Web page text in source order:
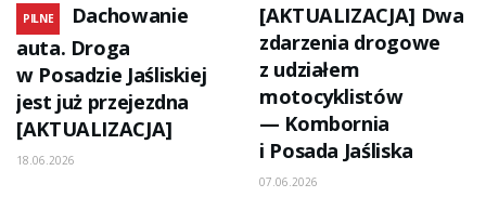
PILNE
Dachowanie
auta. Droga
w Posadzie Jaśliskiej
jest już przejezdna
[AKTUALIZACJA]
18.06.2026
[AKTUALIZACJA] Dwa
zdarzenia drogowe
z udziałem
motocyklistów
— Kombornia
i Posada Jaśliska
07.06.2026